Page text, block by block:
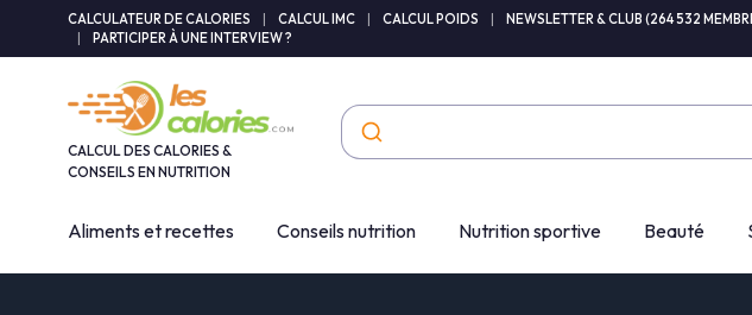
CALCULATEUR DE CALORIES CALCUL IMC CALCUL POIDS NEWSLETTER & CLUB (264 532
PARTICIPER À UNE INTERVIEW ?
CALCUL DES CALORIES &
CONSEILS EN NUTRITION
Aliments et recettes Conseils nutrition Nutrition sportive Beauté
Panneau de gestion des cookies